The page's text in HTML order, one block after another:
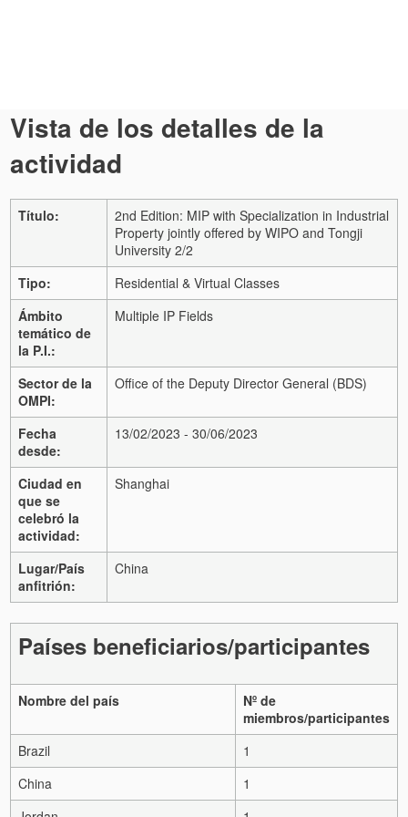
Vista de los detalles de la
actividad
Título:
2nd Edition: MIP with Specialization in Industrial
Property jointly offered by WIPO and Tongji
University 2/2
Tipo:
Residential & Virtual Classes
Ámbito
temático de
la P.I.:
Multiple IP Fields
Sector de la
OMPI:
Office of the Deputy Director General (BDS)
Fecha
desde:
13/02/2023 - 30/06/2023
Ciudad en
que se
celebró la
actividad:
Shanghai
Lugar/País
anfitrión:
China
Países beneficiarios/participantes
Nombre del país
Nº de
miembros/participantes
Brazil
1
China
1